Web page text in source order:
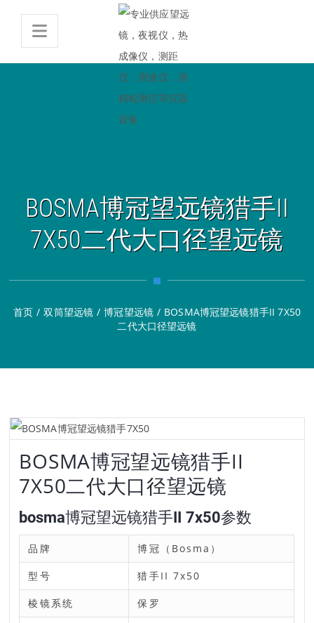
BOSMA博冠望远镜猎手II
7X50二代大口径望远镜
首页 / 双筒望远镜 / 博冠望远镜 / BOSMA博冠望远镜猎手II 7X50
二代大口径望远镜
BOSMA博冠望远镜猎手II
7X50二代大口径望远镜
bosma博冠望远镜猎手II 7x50参数
品牌 博冠（Bosma）
型号 猎手II 7x50
棱镜系统 保罗